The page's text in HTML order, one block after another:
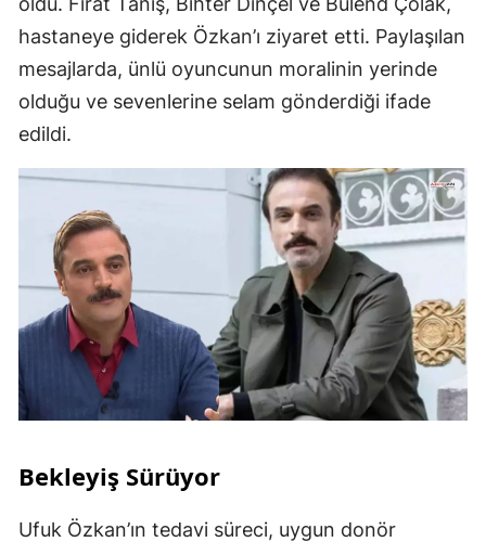
hastaneye giderek Özkan’ı ziyaret etti. Paylaşılan
mesajlarda, ünlü oyuncunun moralinin yerinde
olduğu ve sevenlerine selam gönderdiği ifade
edildi.
Bekleyiş Sürüyor
Ufuk Özkan’ın tedavi süreci, uygun donör